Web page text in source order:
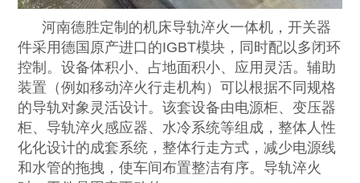
河南德胜定制的机床导轨淬火一体机，开关器
件采用德国原产进口的IGBT模块，同时配以多闭环
控制。设备体积小、占地面积小、应用灵活。辅助
装置（例如移动淬火行走机构）可以根据不同规格
的导轨对象灵活设计。该套设备由电源柜、变压器
柜、导轨淬火感应器、水冷系统等组成，整体人性
化化设计的成套系统，整体行走方式，减少电源线
和水管的拖拽，使车间布置整洁有序。导轨淬火